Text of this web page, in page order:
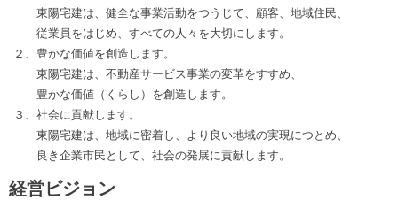
東陽宅建は、健全な事業活動をつうじて、顧客、地域住民、
従業員をはじめ、すべての人々を大切にします。
２、豊かな価値を創造します。
東陽宅建は、不動産サービス事業の変革をすすめ、
豊かな価値（くらし）を創造します。
３、社会に貢献します。
東陽宅建は、地域に密着し、より良い地域の実現につとめ、
良き企業市民として、社会の発展に貢献します。
経営ビジョン